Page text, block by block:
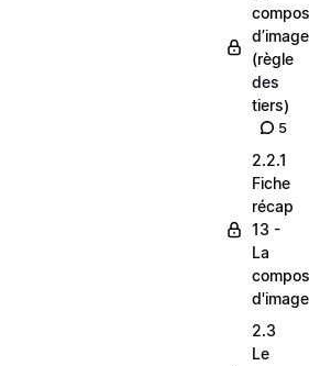
d’image
(règle
des
tiers)
5
2.2.1
Fiche
récap
13 -
La
d'image
2.3
Le